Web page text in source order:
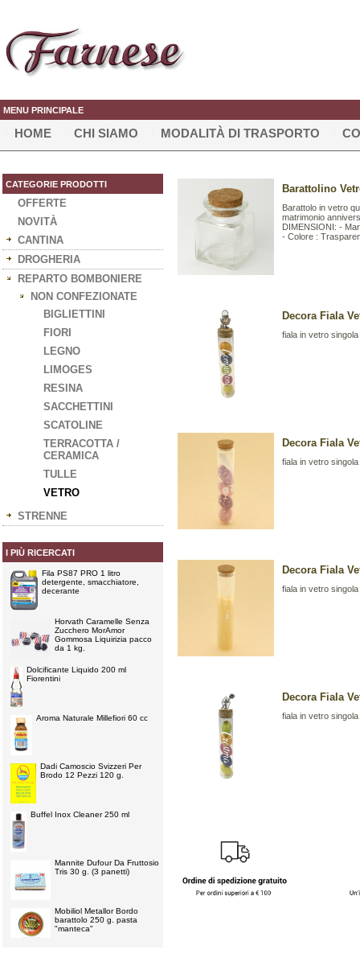
MENU PRINCIPALE
HOME CHI SIAMO MODALITÀ DI TRASPORTO
CATEGORIE PRODOTTI
OFFERTE
NOVITÀ
CANTINA
DROGHERIA
REPARTO BOMBONIERE
NON CONFEZIONATE
BIGLIETTINI
FIORI
LEGNO
LIMOGES
RESINA
SACCHETTINI
SCATOLINE
TERRACOTTA /
CERAMICA
TULLE
VETRO
STRENNE
I PIÙ RICERCATI
Fila PS87 PRO 1 litro
detergente, smacchiatore,
decerante
Horvath Caramelle Senza
Zucchero MorAmor
Gommosa Liquirizia pacco
da 1 kg.
Dolcificante Liquido 200 ml
Fiorentini
Aroma Naturale Millefiori 60 cc
Dadi Camoscio Svizzeri Per
Brodo 12 Pezzi 120 g.
Buffel Inox Cleaner 250 ml
Mannite Dufour Da Fruttosio
Tris 30 g. (3 panetti)
Mobiliol Metallor Bordo
barattolo 250 g. pasta
"manteca"
Barattolino
Barattolo in vetro
matrimonio
DIMENSIONI: -
- Colore :
Decora Fiala
fiala in vetro
Decora Fiala
fiala in vetro singola
Decora Fiala
fiala in vetro singola
Decora Fiala
fiala in vetro